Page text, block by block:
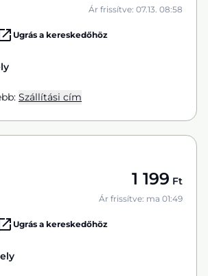
Ár frissítve: 07.13. 08:58
Ugrás a kereskedőhöz
Szállítási cím
1 199 Ft
Ár frissítve: ma 01:49
Ugrás a kereskedőhöz